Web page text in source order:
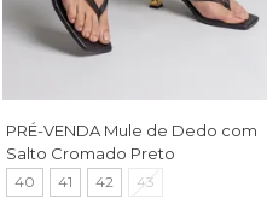
PRÉ-VENDA Mule de Dedo com
Salto Cromado Preto
40 41 42 43